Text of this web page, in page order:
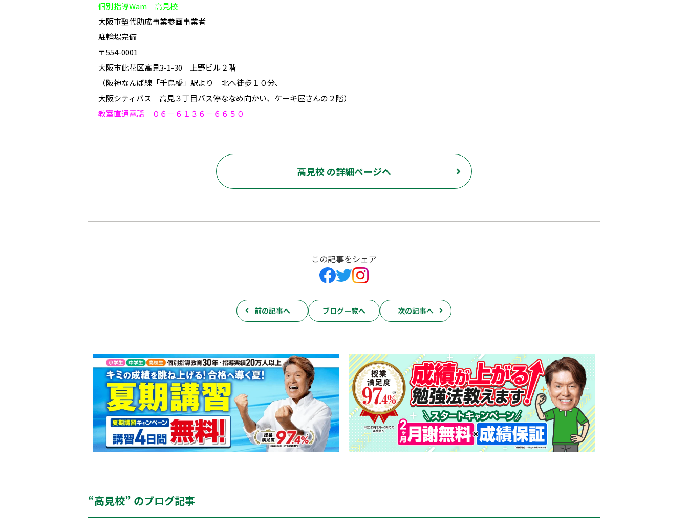
個別指導Wam 高見校
大阪市塾代助成事業参画事業者
駐輪場完備
〒554-0001
大阪市此花区高見3-1-30 上野ビル２階
（阪神なんば線「千鳥橋」駅より 北へ徒歩１０分、
大阪シティバス 高見３丁目バス停ななめ向かい、ケーキ屋さんの２階）
教室直通電話 ０６－６１３６－６６５０
高見校 の詳細ページへ
この記事をシェア
前の記事へ ブログ一覧へ 次の記事へ
“高見校” のブログ記事